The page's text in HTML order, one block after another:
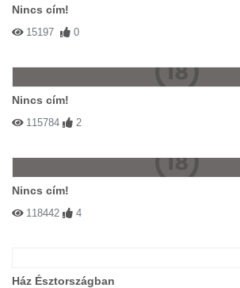
Nincs cím!
15197 0
Nincs cím!
115784 2
Nincs cím!
118442 4
Ház Észtországban